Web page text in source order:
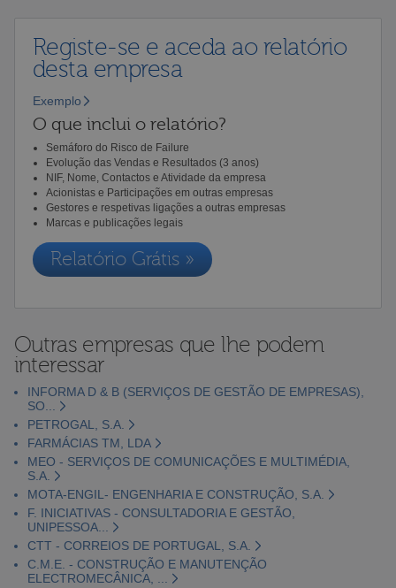
Registe-se e aceda ao relatório
desta empresa
Exemplo
O que inclui o relatório?
Semáforo do Risco de Failure
Evolução das Vendas e Resultados (3 anos)
NIF, Nome, Contactos e Atividade da empresa
Acionistas e Participações em outras empresas
Gestores e respetivas ligações a outras empresas
Marcas e publicações legais
Relatório Grátis »
Outras empresas que lhe podem
interessar
INFORMA D & B (SERVIÇOS DE GESTÃO DE EMPRESAS),
SO...
PETROGAL, S.A.
FARMÁCIAS TM, LDA
MEO - SERVIÇOS DE COMUNICAÇÕES E MULTIMÉDIA,
S.A.
MOTA-ENGIL- ENGENHARIA E CONSTRUÇÃO, S.A.
F. INICIATIVAS - CONSULTADORIA E GESTÃO,
UNIPESSOA...
CTT - CORREIOS DE PORTUGAL, S.A.
C.M.E. - CONSTRUÇÃO E MANUTENÇÃO
ELECTROMECÂNICA, ...